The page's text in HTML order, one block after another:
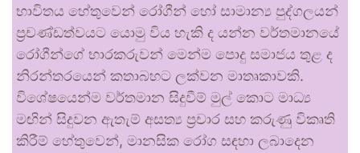
භාවිතය හේතුවෙන් රෝගීන් හෝ සාමාන්‍ය පුද්ගලයන්
ප්‍රචණ්ඩත්වයට යොමු විය හැකි ද යන්න වර්තමානයේ
රෝගීන්ගේ භාරකරුවන් මෙන්ම පොදු සමාජය තුළ ද
නිරන්තරයෙන් කතාබහට ලක්වන මාතෘකාවකි.
විශේෂයෙන්ම වර්තමාන සිදුවීම් මුල් කොට මාධ්‍ය
මඟින් සිදුවන ඇතැම් අසත්‍ය ප්‍රචාර සහ කරුණු විකෘති
කිරීම් හේතුවෙන්, මානසික රෝග සඳහා ලබාදෙන